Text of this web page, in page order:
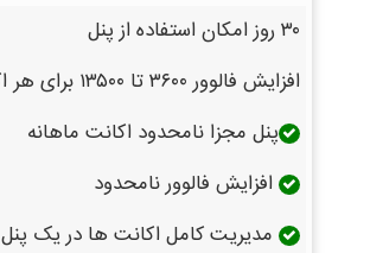
۳۰ روز امکان استفاده از پنل
افزایش فالوور ۳۶۰۰ تا ۱۳۵۰۰ برای هر اکانت
پنل مجزا نامحدود اکانت ماهانه
افزایش فالوور نامحدود
مدیریت کامل اکانت ها در یک پنل